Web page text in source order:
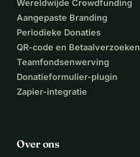
Wereldwijde Crowdfunding
Aangepaste Branding
Periodieke Donaties
QR-code en Betaalverzoeken
Teamfondsenwerving
Donatieformulier-plugin
Zapier-integratie
Over ons